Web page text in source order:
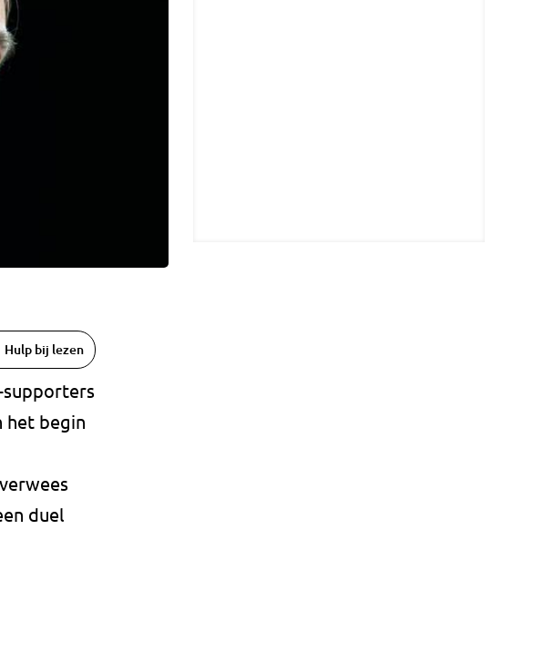
Hulp bij lezen
supporters
het begin
duel